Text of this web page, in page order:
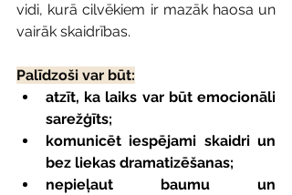
vidi, kurā cilvēkiem ir mazāk haosa un
vairāk skaidrības.
Palīdzoši var būt:
atzīt, ka laiks var būt emocionāli
sarežģīts;
komunicēt iespējami skaidri un
bez liekas dramatizēšanas;
nepieļaut baumu un